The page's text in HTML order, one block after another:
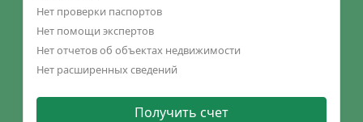
Нет проверки паспортов
Нет помощи экспертов
Нет отчетов об объектах недвижимости
Нет расширенных сведений
Получить счет